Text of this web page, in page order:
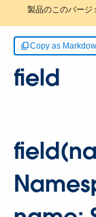
製品のこのバージ
Copy as
field